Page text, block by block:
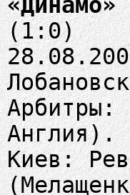
(1:0)
Англия).
Киев: